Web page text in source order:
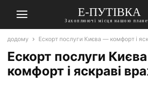
Е-ПУТІВКА
Захоплюючі місця нашою
додому Ескорт послуги Києва — комфорт і
Ескорт послуги
комфорт і яскраві